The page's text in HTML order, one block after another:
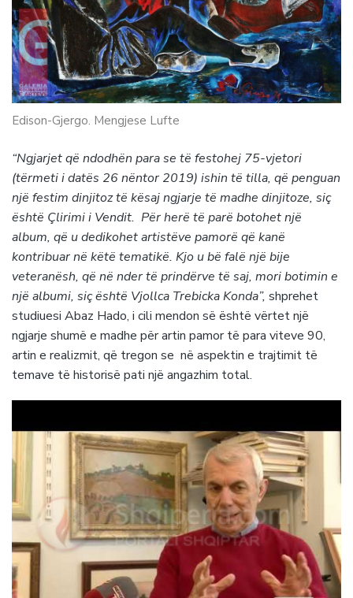
Edison-Gjergo. Mengjese Lufte
“Ngjarjet që ndodhën para se të festohej 75-vjetori
(tërmeti i datës 26 nëntor 2019) ishin të tilla, që penguan
një festim dinjitoz të kësaj ngjarje të madhe dinjitoze, siç
është Çlirimi i Vendit. Për herë të parë botohet një
album, që u dedikohet artistëve pamorë që kanë
kontribuar në këtë tematikë. Kjo u bë falë një bije
veteranësh, që në nder të prindërve të saj, mori botimin e
një albumi, siç është Vjollca Trebicka Konda”, shprehet
studiuesi Abaz Hado, i cili mendon së është vërtet një
ngjarje shumë e madhe për artin pamor të para viteve 90,
artin e realizmit, që tregon se në aspektin e trajtimit të
temave të historisë pati një angazhim total.